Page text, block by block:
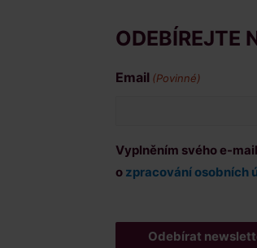
ODEBÍREJTE
Email (Povinné)
Vyplněním svého e-
o zpracování osobních